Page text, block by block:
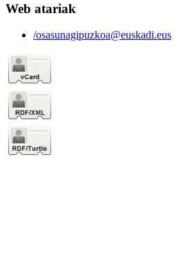
Web atariak
/osasunagipuzkoa@euskadi.eus